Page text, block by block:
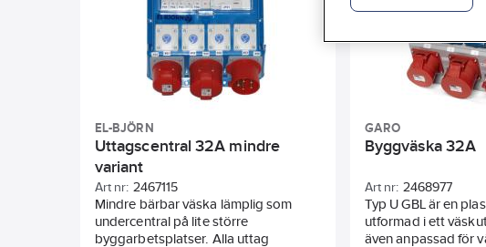
CEE-vägguttag 32 A CEE-vägguttag 63 A
EL-BJÖRN
Uttagscentral 32A mindre
variant
Art nr: 2467115
Mindre bärbar väska lämplig som
undercentral på lite större
byggarbetsplatser. Alla uttag
GARO
Byggväska 32A
Art nr: 2468977
Typ U GBL är en
utformad i ett
även anpassad för